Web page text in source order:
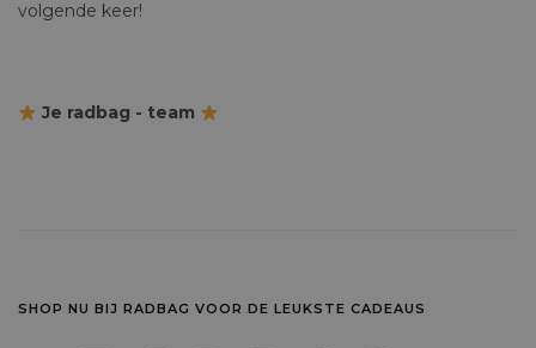
volgende keer!
Je radbag - team
SHOP NU BIJ RADBAG VOOR DE LEUKSTE CADEAUS